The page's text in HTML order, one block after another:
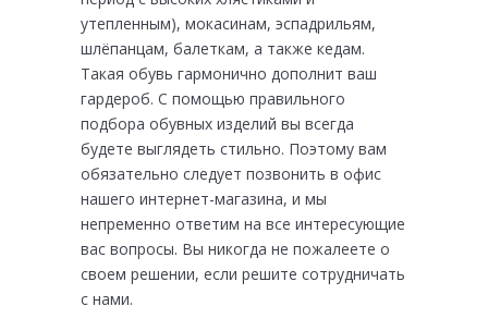
утепленным), мокасинам, эспадрильям,
шлёпанцам, балеткам, а также кедам.
Такая обувь гармонично дополнит ваш
гардероб. С помощью правильного
подбора обувных изделий вы всегда
будете выглядеть стильно. Поэтому вам
обязательно следует позвонить в офис
нашего интернет-магазина, и мы
непременно ответим на все интересующие
вас вопросы. Вы никогда не пожалеете о
своем решении, если решите сотрудничать
с нами.